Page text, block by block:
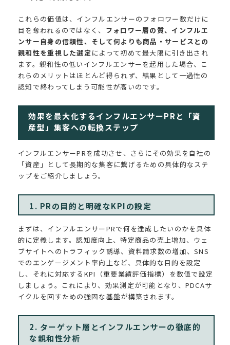
これらの価値は、インフルエンサーのフォロワー数だけに
目を奪われるのではなく、 フォロワー層の質、インフルエ
ンサー自身の信頼性、そして何よりも商品・サービスとの
親和性を重視した選定によって初めて最大限に引き出され
ます。親和性の低いインフルエンサーを起用した場合、こ
れらのメリットはほとんど得られず、結果として一過性の
認知で終わってしまう可能性が高いのです。
効果を最大化するインフルエンサーPRと「資
産型」集客への転換ステップ
インフルエンサーPRを成功させ、さらにその効果を自社の
「資産」として長期的な集客に繋げるための具体的なステ
ップをご紹介しましょう。
1. PRの目的と明確なKPIの設定
まずは、インフルエンサーPRで何を達成したいのかを具体
的に定義します。認知度向上、特定商品の売上増加、ウェ
ブサイトへのトラフィック誘導、資料請求数の増加、SNS
でのエンゲージメント率向上など、具体的な目的を設定
し、それに対応するKPI（重要業績評価指標）を数値で設定
しましょう。これにより、効果測定が可能となり、PDCAサ
イクルを回すための強固な基盤が構築されます。
2. ターゲット層とインフルエンサーの徹底的
な親和性分析